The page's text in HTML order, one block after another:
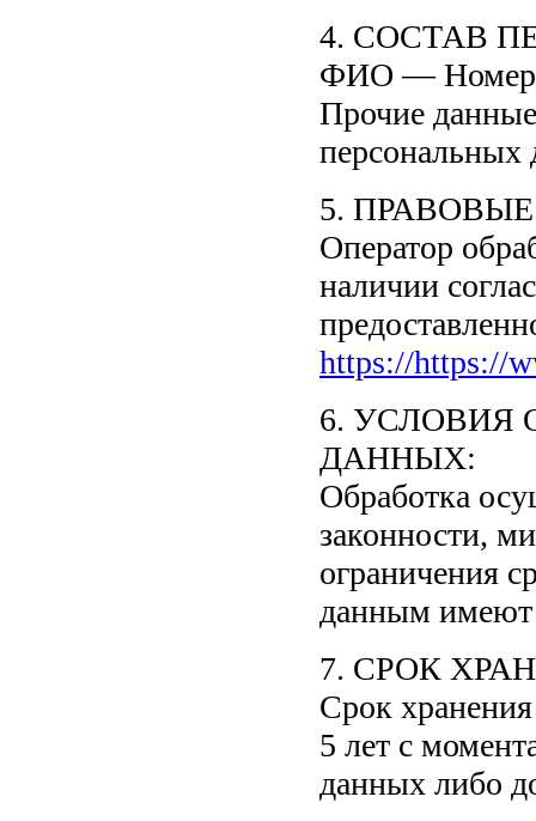
4. СОСТАВ
ФИО — Номер
Прочие
персональных
5.
Оператор
наличии
https://https://
6. УСЛОВИЯ
ДАННЫХ:
Обработка
законности,
ограничения
данным имеют
7. СРОК
Срок
5 лет с
данных либо